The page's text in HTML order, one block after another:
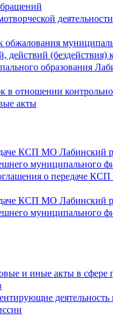
деятельности
обжалования
действий (бездействия)
образования
в отношении
акты
КСП МО Лабинский
муниципального
о передаче
КСП МО Лабинский
муниципального
и иные акты в сфере
деятельность